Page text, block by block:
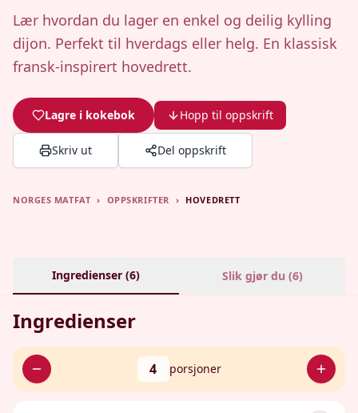
Lær hvordan du lager en enkel og deilig kylling
dijon. Perfekt til hverdags eller helg. En klassisk
fransk-inspirert hovedrett.
Lagre i kokebok Hopp til oppskrift
Skriv ut Del oppskrift
NORGES MATFAT › OPPSKRIFTER › HOVEDRETT
Ingredienser (6) Slik gjør du (6)
Ingredienser
4 porsjoner